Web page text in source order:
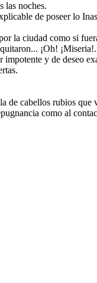
las noches.
de poseer lo
la ciudad como si
¡Oh!
y de deseo
de cabellos rubios
como al